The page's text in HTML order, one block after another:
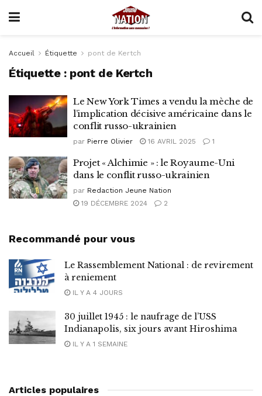
Accueil Étiquette pont de Kertch
Étiquette : pont de Kertch
Le New York Times a vendu la mèche de
l’implication décisive américaine dans le
conflit russo-ukrainien
par Pierre Olivier 16 AVRIL 2025 1
Projet « Alchimie » : le Royaume-Uni
dans le conflit russo-ukrainien
par Redaction Jeune Nation
19 DÉCEMBRE 2024
2
Recommandé pour vous
Le Rassemblement National : de revirement
à reniement
IL Y A 4 JOURS
30 juillet 1945 : le naufrage de l’USS
Indianapolis, six jours avant Hiroshima
IL Y A 1 SEMAINE
Articles populaires